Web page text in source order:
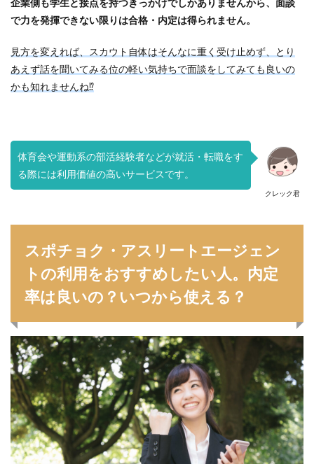
企業側も学生と接点を持つきっかけでしかありませんから、面談
で力を発揮できない限りは合格・内定は得られません。
見方を変えれば、スカウト自体はそんなに重く受け止めず、とり
あえず話を聞いてみる位の軽い気持ちで面談をしてみても良いの
かも知れませんね⁉
クレック君
体育会や運動系の部活経験者などが就活・転職をす
る際には利用価値の高いサービスです。
スポチョク・アスリートエージェン
トの利用をおすすめしたい人。内定
率は良いの？いつから使える？